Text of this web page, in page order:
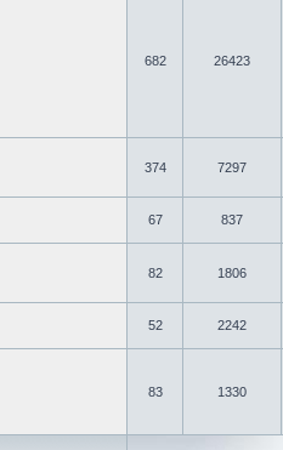
682 26423
374 7297
67 837
82 1806
52 2242
83 1330